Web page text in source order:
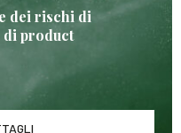
dei rischi di
di product